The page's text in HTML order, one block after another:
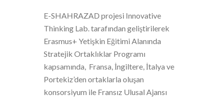
E-SHAHRAZAD projesi Innovative
Thinking Lab. tarafından geliştirilerek
Erasmus+ Yetişkin Eğitimi Alanında
Stratejik Ortaklıklar Programı
kapsamında, Fransa, İngiltere, İtalya ve
Portekiz’den ortaklarla oluşan
konsorsiyum ile Fransız Ulusal Ajansı